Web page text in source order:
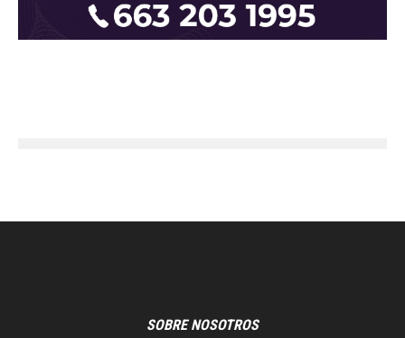
SOBRE NOSOTROS